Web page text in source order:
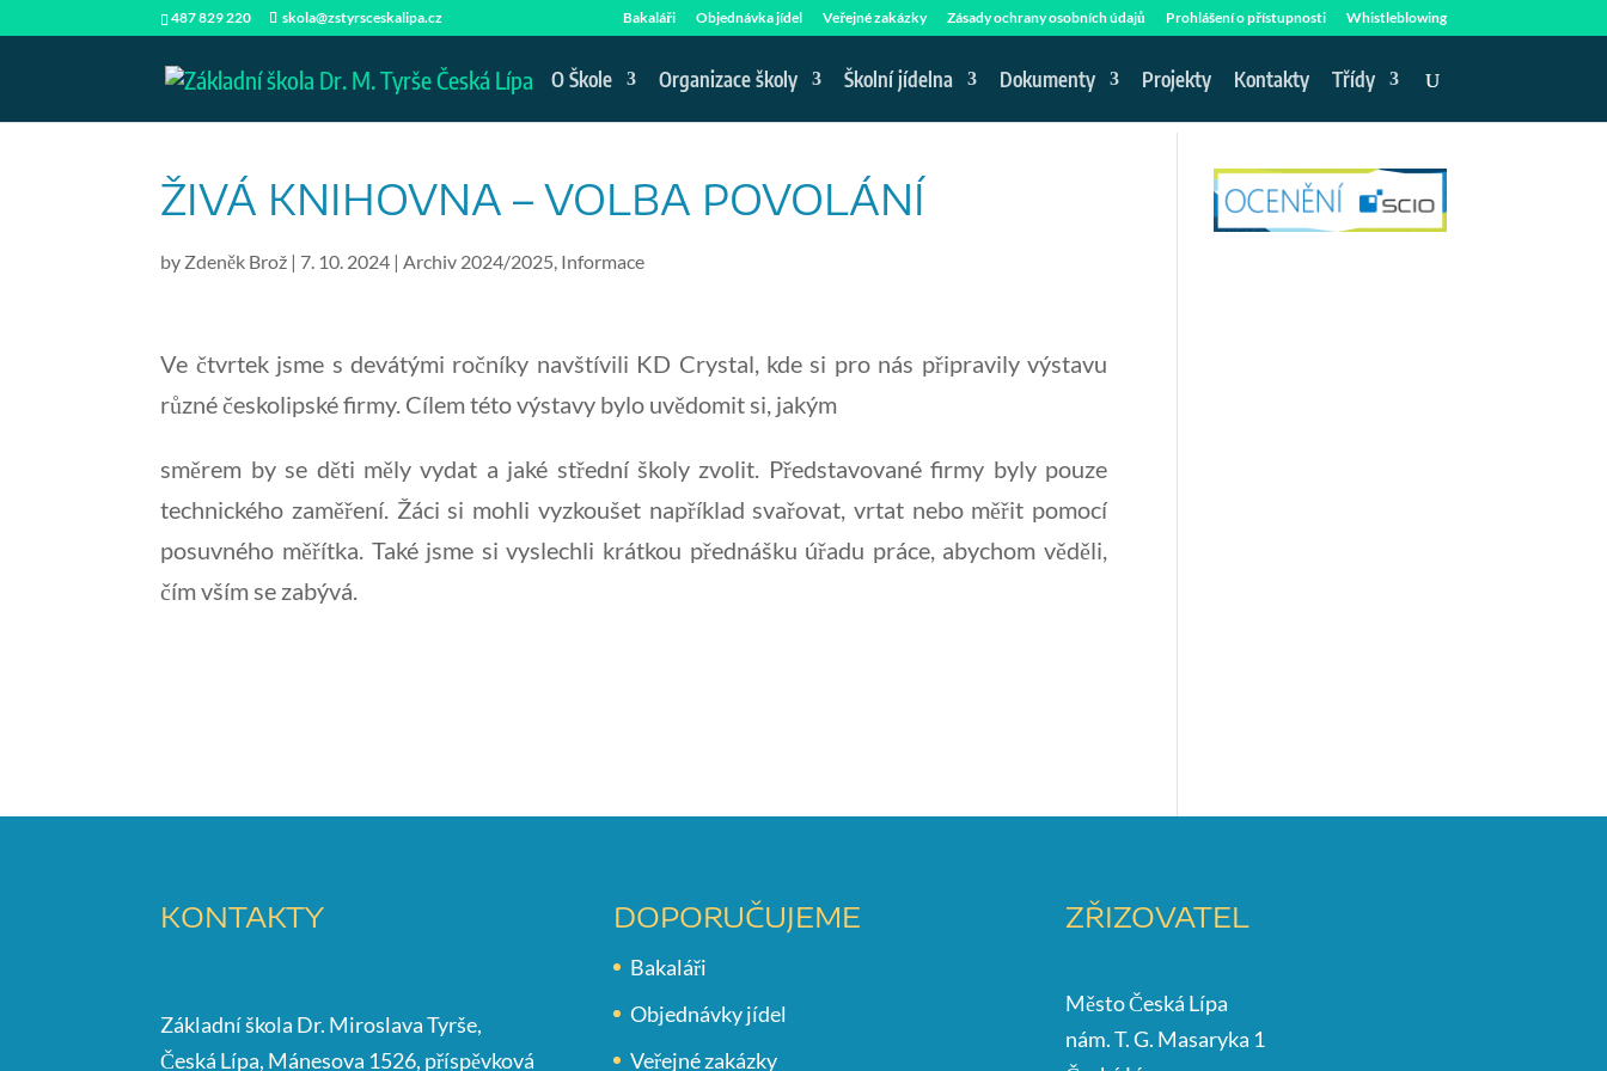
487 829 220 skola@zstyrsceskalipa.cz Bakaláři Objednávka jídel Veřejné zakázky Zásady ochrany osobních údajů Prohlášení o přístupnosti Whistleblowing
O Škole Organizace školy Školní jídelna Dokumenty Projekty Kontakty Třídy
ŽIVÁ KNIHOVNA – VOLBA POVOLÁNÍ
by Zdeněk Brož | 7. 10. 2024 |Archiv 2024/2025, Informace
Ve čtvrtek jsme s devátými ročníky navštívili KD Crystal, kde si pro nás připravily výstavu
různé českolipské firmy. Cílem této výstavy bylo uvědomit si, jakým
směrem by se děti měly vydat a jaké střední školy zvolit. Představované firmy byly pouze
technického zaměření. Žáci si mohli vyzkoušet například svařovat, vrtat nebo měřit pomocí
posuvného měřítka. Také jsme si vyslechli krátkou přednášku úřadu práce, abychom věděli,
čím vším se zabývá.
KONTAKTY
Základní škola Dr. Miroslava Tyrše,
Česká Lípa, Mánesova 1526, příspěvková
DOPORUČUJEME
Bakaláři
Objednávky jídel
Veřejné zakázky
ZŘIZOVATEL
Město Česká Lípa
nám. T. G. Masaryka 1